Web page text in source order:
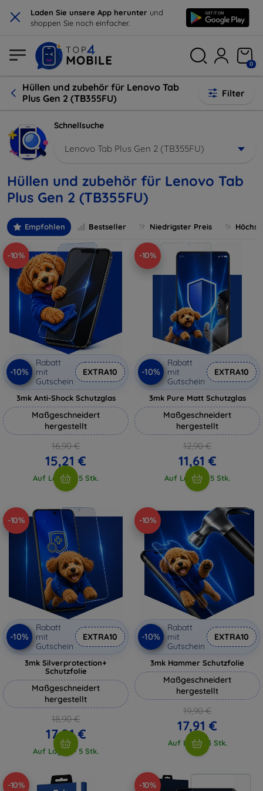
× Laden Sie unsere App herunter und
shoppen Sie noch einfacher.
0
Hüllen und zubehör für Lenovo Tab
Plus Gen 2 (TB355FU)
Filter
Schnellsuche
Lenovo Tab Plus Gen 2 (TB355FU)
Hüllen und zubehör für Lenovo Tab
Plus Gen 2 (TB355FU)
Empfohlen Bestseller Niedrigster Preis
-10%
-10%
Rabatt
mit
Gutschein
EXTRA10
3mk Anti-Shock Schutzglas
Maßgeschneidert
hergestellt
16,90 €
15,21 €
Auf Lager > 5 Stk.
-10%
-10%
Rabatt
mit
Gutschein
EXTRA10
3mk Pure Matt Schutzglas
Maßgeschneidert
hergestellt
12,90 €
11,61 €
Auf Lager > 5 Stk.
-10%
-10%
Rabatt
mit
Gutschein
EXTRA10
3mk Silverprotection+
Schutzfolie
Maßgeschneidert
hergestellt
18,90 €
17,01 €
Auf Lager > 5 Stk.
-10%
-10%
Rabatt
mit
Gutschein
EXTRA10
3mk Hammer Schutzfolie
Maßgeschneidert
hergestellt
19,90 €
17,91 €
Auf Lager 3 Stk.
-10% -10%